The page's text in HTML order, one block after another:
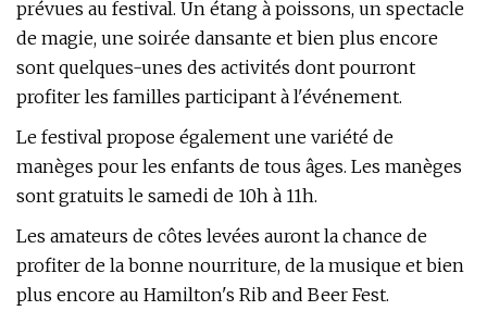
prévues au festival. Un étang à poissons, un spectacle
de magie, une soirée dansante et bien plus encore
sont quelques-unes des activités dont pourront
profiter les familles participant à l'événement.
Le festival propose également une variété de
manèges pour les enfants de tous âges. Les manèges
sont gratuits le samedi de 10h à 11h.
Les amateurs de côtes levées auront la chance de
profiter de la bonne nourriture, de la musique et bien
plus encore au Hamilton's Rib and Beer Fest.